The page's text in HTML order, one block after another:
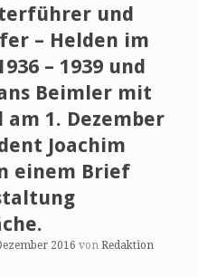
und
– Helden im
– 1939 und
Beimler mit
1. Dezember
Joachim
einem Brief
2016 von Redaktion